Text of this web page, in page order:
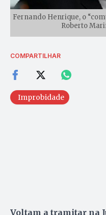
Fernando Henrique, o
Roberto
COMPARTILHAR
Improbidade
Voltam a tramitar na